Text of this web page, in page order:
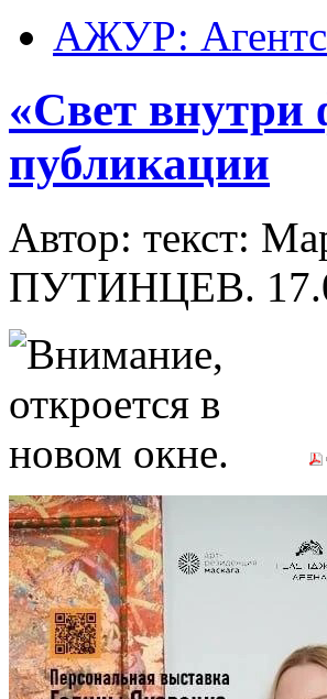
АЖУР:
«Свет
публикации
Автор: текст:
ПУТИНЦЕВ.